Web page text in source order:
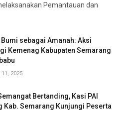
Pemantauan dan
sebagai Amanah: Aksi
Kemenag Kabupaten Semarang
2025
Bertanding, Kasi PAI
Kab. Semarang Kunjungi Peserta